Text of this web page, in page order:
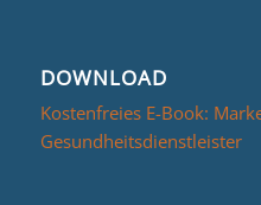
DOWNLOAD
Kostenfreies E-Book:
Gesundheitsdienstleister